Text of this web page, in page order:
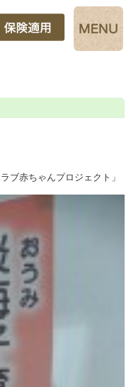
ブ赤ちゃんプロジェクト」